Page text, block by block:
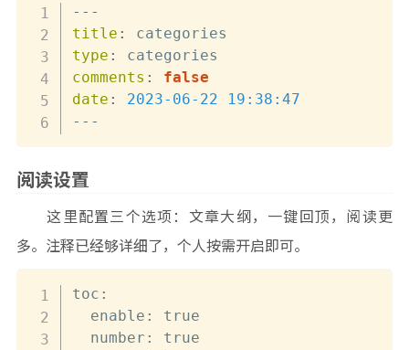
---
title :
type :
comments :
false
date :
2023-06-22 19:38:47
---
阅读设置
这里配置三个选项：文章大纲，一键回顶，阅读更
多。注释已经够详细了，个人按需开启即可。
toc:
  enable: true
  number: true